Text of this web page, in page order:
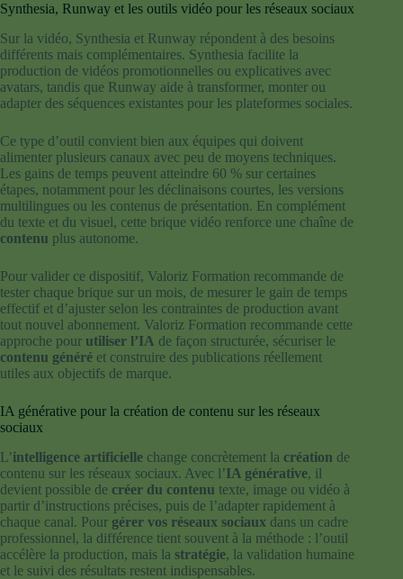
Synthesia, Runway et les outils vidéo pour les réseaux sociaux
Sur la vidéo, Synthesia et Runway répondent à des besoins
différents mais complémentaires. Synthesia facilite la
production de vidéos promotionnelles ou explicatives avec
avatars, tandis que Runway aide à transformer, monter ou
adapter des séquences existantes pour les plateformes sociales.
Ce type d’outil convient bien aux équipes qui doivent
alimenter plusieurs canaux avec peu de moyens techniques.
Les gains de temps peuvent atteindre 60 % sur certaines
étapes, notamment pour les déclinaisons courtes, les versions
multilingues ou les contenus de présentation. En complément
du texte et du visuel, cette brique vidéo renforce une chaîne de
contenu plus autonome.
Pour valider ce dispositif, Valoriz Formation recommande de
tester chaque brique sur un mois, de mesurer le gain de temps
effectif et d’ajuster selon les contraintes de production avant
tout nouvel abonnement. Valoriz Formation recommande cette
approche pour utiliser l’IA de façon structurée, sécuriser le
contenu généré et construire des publications réellement
utiles aux objectifs de marque.
IA générative pour la création de contenu sur les réseaux
sociaux
L’intelligence artificielle change concrètement la création de
contenu sur les réseaux sociaux. Avec l’IA générative, il
devient possible de créer du contenu texte, image ou vidéo à
partir d’instructions précises, puis de l’adapter rapidement à
chaque canal. Pour gérer vos réseaux sociaux dans un cadre
professionnel, la différence tient souvent à la méthode : l’outil
accélère la production, mais la stratégie, la validation humaine
et le suivi des résultats restent indispensables.